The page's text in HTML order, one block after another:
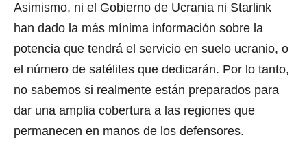
Asimismo, ni el Gobierno de Ucrania ni Starlink
han dado la más mínima información sobre la
potencia que tendrá el servicio en suelo ucranio, o
el número de satélites que dedicarán. Por lo tanto,
no sabemos si realmente están preparados para
dar una amplia cobertura a las regiones que
permanecen en manos de los defensores.